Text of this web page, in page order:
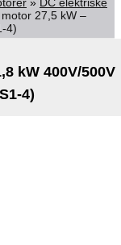
27,5 kW –
4)
kW 400V/500V
4)